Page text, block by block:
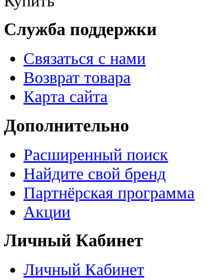
Служба поддержки
Связаться с нами
Возврат товара
Карта сайта
Дополнительно
Расширенный поиск
Найдите свой бренд
Партнёрская программа
Акции
Личный Кабинет
Личный Кабинет